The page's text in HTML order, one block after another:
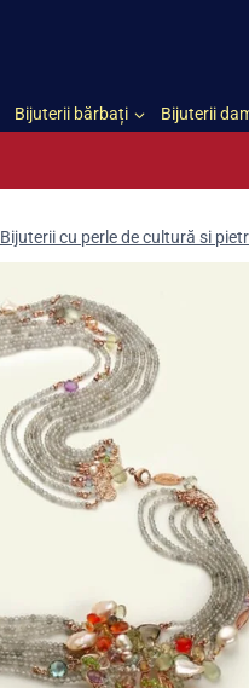
Bijuterii bărbați Bijuterii
Bijuterii cu perle de cultură si